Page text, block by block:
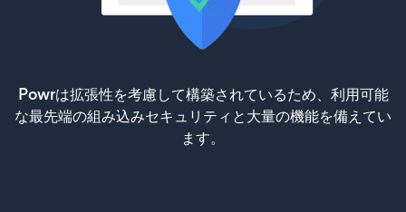
Powrは拡張性を考慮して構築されているため、利用可能
な最先端の組み込みセキュリティと大量の機能を備えてい
ます。